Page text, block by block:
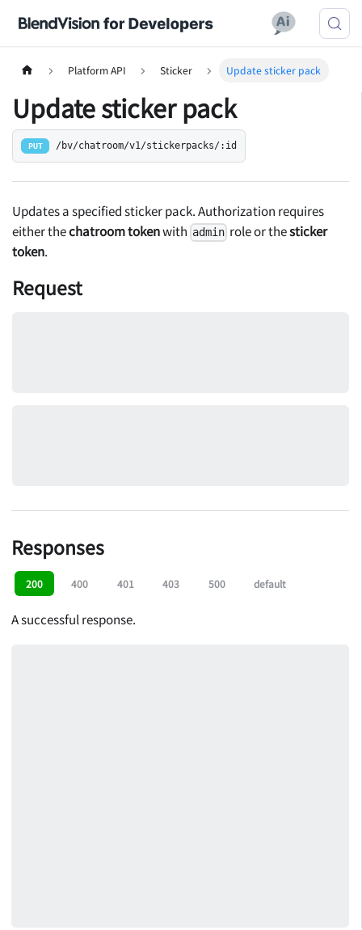
Platform API Sticker Update sticker pack
Update sticker pack
PUT /bv/chatroom/v1/stickerpacks/:id
Updates a specified sticker pack. Authorization requires
either thechatroom tokenwith admin role or thesticker
token.
Request
Responses
200 400 401 403 500 default
A successful response.